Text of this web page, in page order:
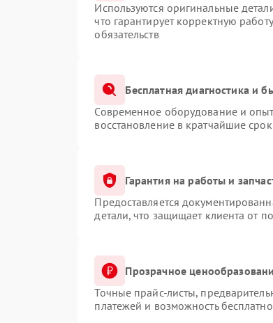
Используются оригинальные
что гарантирует корректную
обязательств
Бесплатная диагностика и
Современное оборудование и
восстановление в кратчайшие
Гарантия на работы и
Предоставляется
детали, что защищает клиента от
Прозрачное
Точные прайс-листы,
платежей и возможность